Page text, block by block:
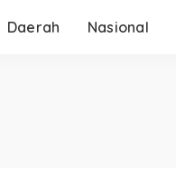
Daerah Nasional